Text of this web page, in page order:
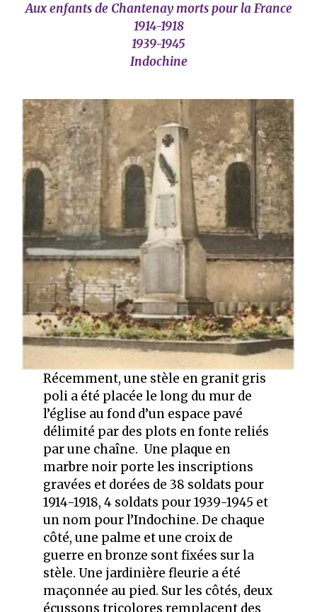
Aux enfants de Chantenay morts pour la France
1914-1918
1939-1945
Indochine
Récemment, une stèle en granit gris
poli a été placée le long du mur de
l’église au fond d’un espace pavé
délimité par des plots en fonte reliés
par une chaîne. Une plaque en
marbre noir porte les inscriptions
gravées et dorées de 38 soldats pour
1914-1918, 4 soldats pour 1939-1945 et
un nom pour l’Indochine. De chaque
côté, une palme et une croix de
guerre en bronze sont fixées sur la
stèle. Une jardinière fleurie a été
maçonnée au pied. Sur les côtés, deux
écussons tricolores remplacent des